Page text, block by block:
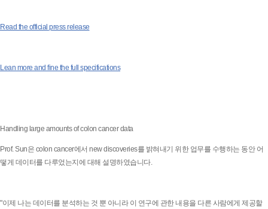
Read the official press release
Lean more and fine the full specifications
Handling large amounts of colon cancer data
Prof. Sun은 colon cancer에서 new discoveries를 밝혀내기 위한 업무를 수행하는 동안 어
떻게 데이터를 다루었는지에 대해 설명하였습니다.
"이제 나는 데이터를 분석하는 것 뿐 아니라 이 연구에 관한 내용을 다른 사람에게 제공할